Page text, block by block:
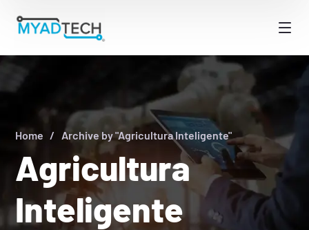
Agricultura
Inteligente
Home Archive by "Agricultura Inteligente"